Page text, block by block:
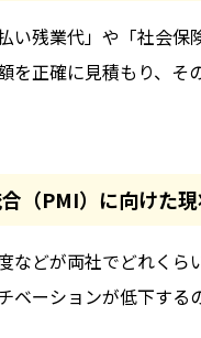
い残業代」や「社会
を正確に見積もり、
（PMI）に向けた
などが両社でどれく
ベーションが低下す